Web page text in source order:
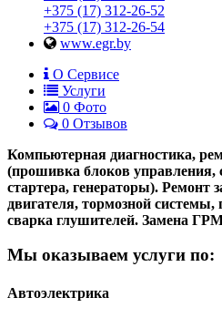
+375 (17) 312-26-52
+375 (17) 312-26-54
www.egr.by
О Сервисе
Услуги
0 Фото
0 Отзывов
Компьютерная диагностика,
(прошивка блоков управления,
стартера, генераторы). Ремонт
двигателя, тормозной системы,
сварка глушителей. Замена
Мы оказываем услуги по:
Автоэлектрика